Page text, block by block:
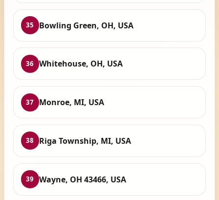
35 Bowling Green, OH, USA
36 Whitehouse, OH, USA
37 Monroe, MI, USA
38 Riga Township, MI, USA
39 Wayne, OH 43466, USA